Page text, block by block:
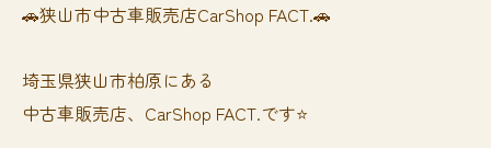
🚗狭山市中古車販売店CarShop FACT.🚗
埼玉県狭山市柏原にある
中古車販売店、CarShop FACT.です⭐️